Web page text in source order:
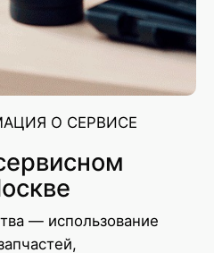
О СЕРВИСЕ
— использование